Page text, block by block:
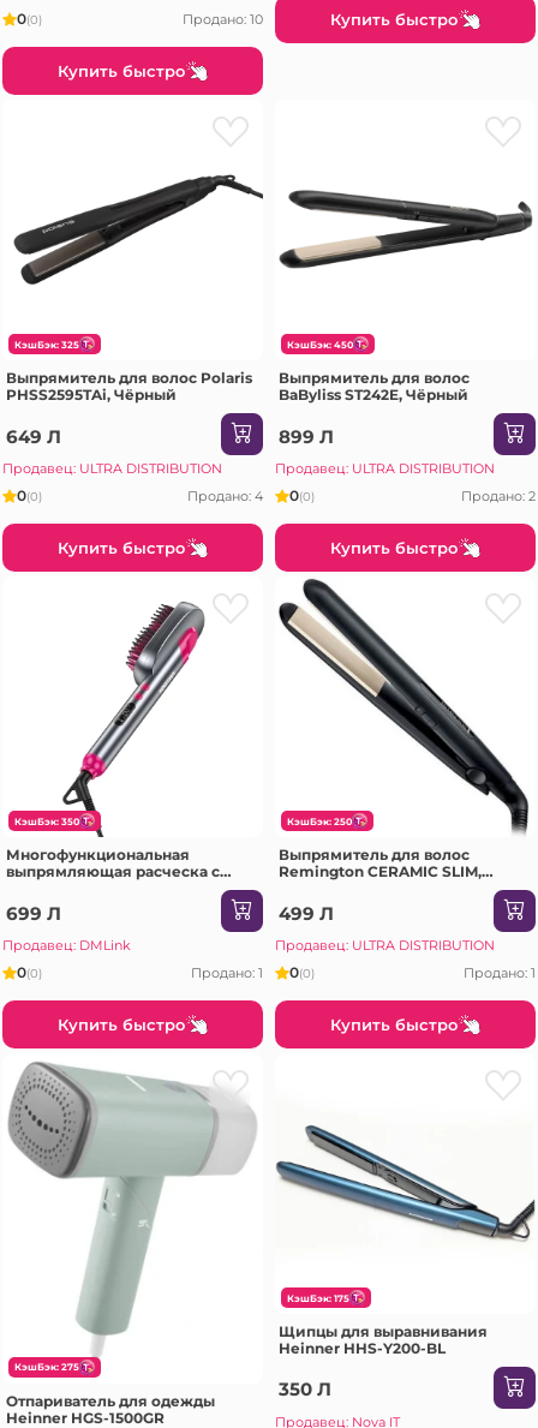
0(0) Продано: 10
Купить быстро
Купить быстро
КэшБэк: 325
Выпрямитель для волос Polaris
PHSS2595TAi, Чёрный
649 Л
Продавец: ULTRA DISTRIBUTION
0(0) Продано: 4
Купить быстро
КэшБэк: 450
Выпрямитель для волос
BaByliss ST242E, Чёрный
899 Л
Продавец: ULTRA DISTRIBUTION
0(0) Продано: 2
Купить быстро
КэшБэк: 350
Многофункциональная
выпрямляющая расческа с
цифровым LED-дисплеем KSC-
1555, серый
699 Л
Продавец: DMLink
0(0) Продано: 1
Купить быстро
КэшБэк: 250
Выпрямитель для волос
Remington CERAMIC SLIM,
499 Л
Продавец: ULTRA DISTRIBUTION
0(0) Продано: 1
Купить быстро
КэшБэк: 275
Отпариватель для одежды
Heinner HGS-1500GR
КэшБэк: 175
Щипцы для выравнивания
Heinner HHS-Y200-BL
350 Л
Продавец: Nova IT